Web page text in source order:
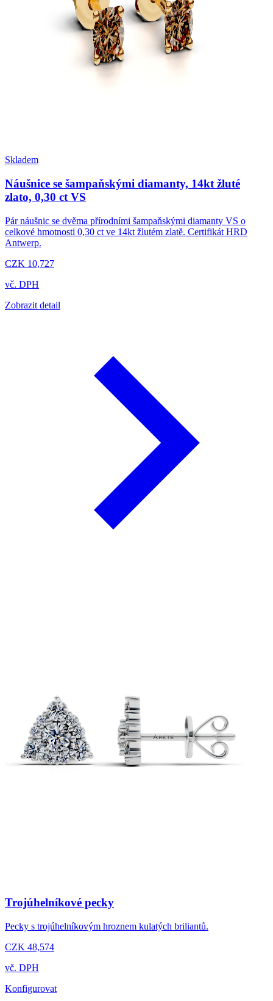
Skladem
Náušnice se šampaňskými diamanty, 14kt žluté
zlato, 0,30 ct VS
Pár náušnic se dvěma přírodními šampaňskými diamanty VS o
celkové hmotnosti 0,30 ct ve 14kt žlutém zlatě. Certifikát HRD
Antwerp.
CZK 10,727
vč. DPH
Zobrazit detail
Trojúhelníkové pecky
Pecky s trojúhelníkovým hroznem kulatých briliantů.
CZK 48,574
vč. DPH
Konfigurovat